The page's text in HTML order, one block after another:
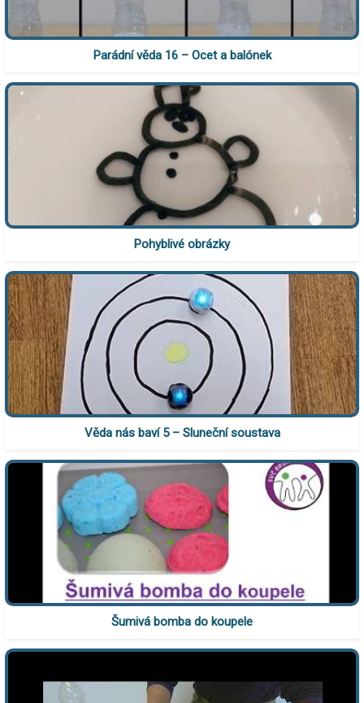
Parádní věda 16 – Ocet a balónek
Pohyblivé obrázky
Věda nás baví 5 – Sluneční soustava
Šumivá bomba do koupele